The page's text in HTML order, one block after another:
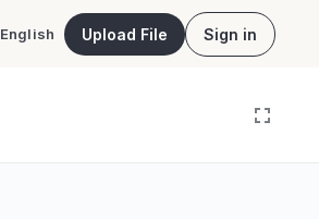
English Upload File Sign in